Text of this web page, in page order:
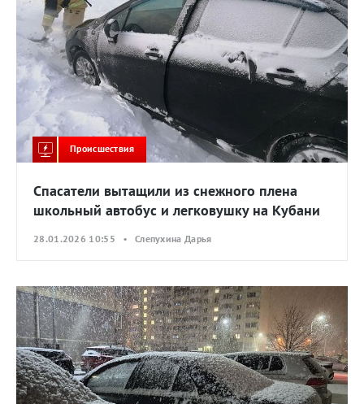
Происшествия
Спасатели вытащили из снежного плена
школьный автобус и легковушку на Кубани
28.01.2026 10:55 • Слепухина Дарья